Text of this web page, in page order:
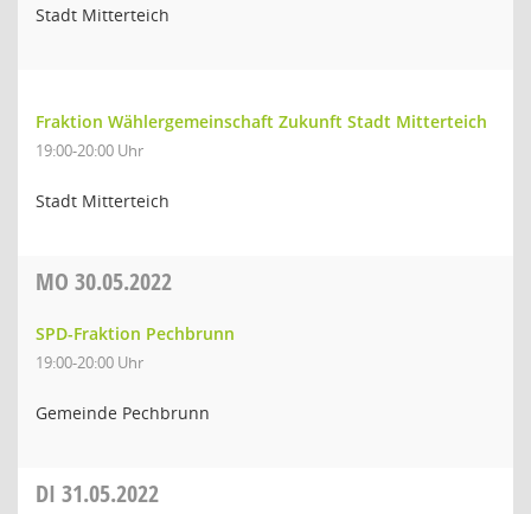
Stadt Mitterteich
Fraktion Wählergemeinschaft Zukunft Stadt Mitterteich
19:00-20:00 Uhr
Stadt Mitterteich
MO 30.05.2022
SPD-Fraktion Pechbrunn
19:00-20:00 Uhr
Gemeinde Pechbrunn
DI 31.05.2022